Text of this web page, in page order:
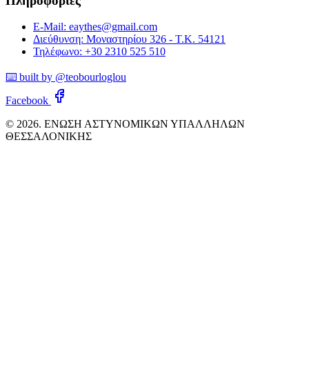
E-Mail: eaythes@gmail.com
Διεύθυνση: Μοναστηρίου 326 - Τ.Κ. 54121
Τηλέφωνο: +30 2310 525 510
⌨️ built by @teobourloglou
Facebook
© 2026. ΕΝΩΣΗ ΑΣΤΥΝΟΜΙΚΩΝ ΥΠΑΛΛΗΛΩΝ
ΘΕΣΣΑΛΟΝΙΚΗΣ